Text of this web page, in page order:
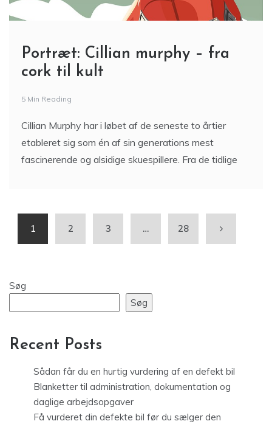
Portræt: Cillian murphy – fra
cork til kult
5 Min Reading
Cillian Murphy har i løbet af de seneste to årtier
etableret sig som én af sin generations mest
fascinerende og alsidige skuespillere. Fra de tidlige
1 2 3 … 28
Søg
Søg
Recent Posts
Sådan får du en hurtig vurdering af en defekt bil
Blanketter til administration, dokumentation og
daglige arbejdsopgaver
Få vurderet din defekte bil før du sælger den